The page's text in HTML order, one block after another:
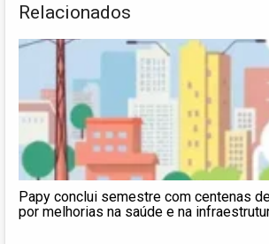
Relacionados
Papy conclui semestre com centenas
por melhorias na saúde e na